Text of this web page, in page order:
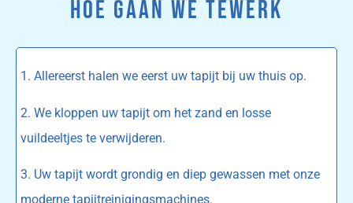
HOE GAAN WE TEWERK
1. Allereerst halen we eerst uw tapijt bij uw thuis op.
2. We kloppen uw tapijt om het zand en losse
vuildeeltjes te verwijderen.
3. Uw tapijt wordt grondig en diep gewassen met onze
moderne tapijtreinigingsmachines.